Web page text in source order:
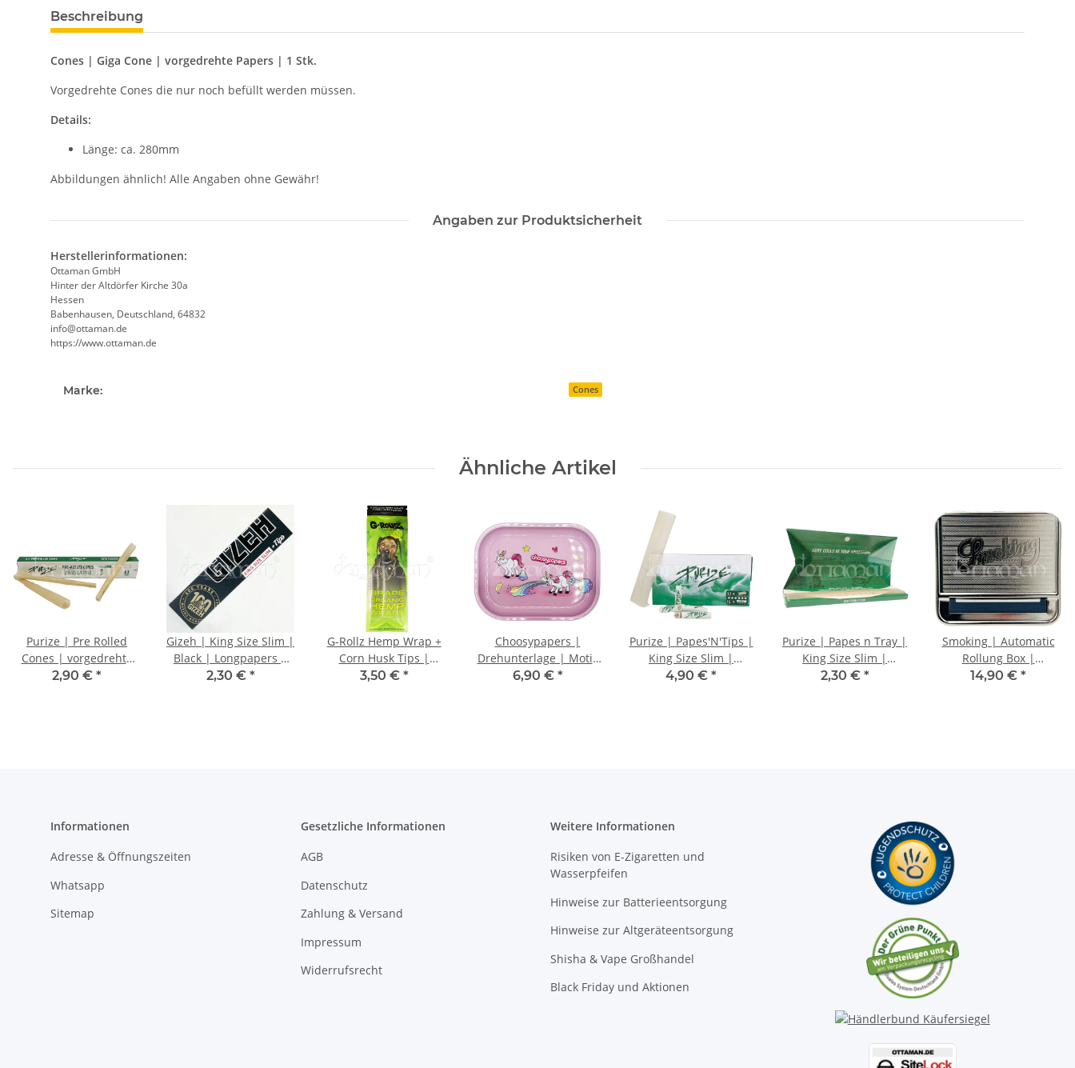
Beschreibung
Cones | Giga Cone | vorgedrehte Papers | 1 Stk.
Vorgedrehte Cones die nur noch befüllt werden müssen.
Details:
Länge: ca. 280mm
Abbildungen ähnlich! Alle Angaben ohne Gewähr!
Angaben zur Produktsicherheit
Herstellerinformationen:
Ottaman GmbH
Hinter der Altdörfer Kirche 30a
Hessen
Babenhausen, Deutschland, 64832
info@ottaman.de
https://www.ottaman.de
Marke: Cones
Ähnliche Artikel
Purize | Pre Rolled
Cones | vorgedrehte
Papers | 6 Stk.
2,90 € *
Gizeh | King Size Slim |
Black | Longpapers +
Filtertips
2,30 € *
G-Rollz Hemp Wrap +
Corn Husk Tips |
Aromatisierte Blunts |
3,50 € *
Choosypapers |
Drehunterlage | Motiv
Unicorn
6,90 € *
Purize | Papes'N'Tips |
King Size Slim |
Longpapers +
4,90 € *
Purize | Papes n Tray |
King Size Slim |
Longpapers
2,30 € *
Smoking | Automatic
Rollung Box |
Drehmaschine | 70mm
14,90 € *
Informationen
Adresse & Öffnungszeiten
Whatsapp
Sitemap
Gesetzliche Informationen
AGB
Datenschutz
Zahlung & Versand
Impressum
Widerrufsrecht
Weitere Informationen
Risiken von E-Zigaretten und
Wasserpfeifen
Hinweise zur Batterieentsorgung
Hinweise zur Altgeräteentsorgung
Shisha & Vape Großhandel
Black Friday und Aktionen